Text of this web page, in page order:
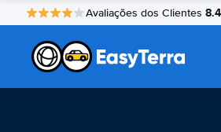
Avaliações dos Clientes 8.4